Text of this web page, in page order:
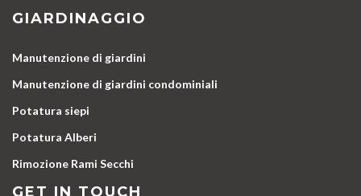
GIARDINAGGIO
Manutenzione di giardini
Manutenzione di giardini condominiali
Potatura siepi
Potatura Alberi
Rimozione Rami Secchi
GET IN TOUCH